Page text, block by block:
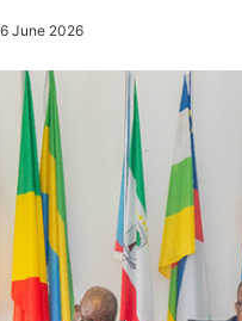
June 2026